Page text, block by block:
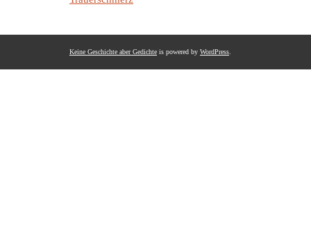
Keine Geschichte aber Gedichte is powered by WordPress